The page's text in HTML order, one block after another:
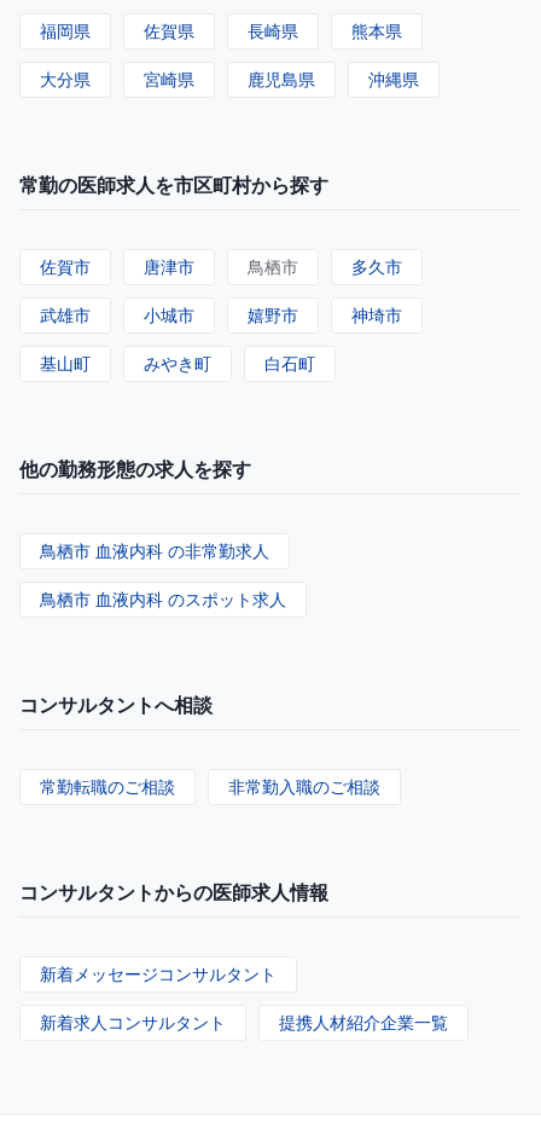
福岡県 佐賀県 長崎県 熊本県
大分県 宮崎県 鹿児島県 沖縄県
常勤の医師求人を市区町村から探す
佐賀市 唐津市 鳥栖市 多久市
武雄市 小城市 嬉野市 神埼市
基山町 みやき町 白石町
他の勤務形態の求人を探す
鳥栖市 血液内科 の非常勤求人
鳥栖市 血液内科 のスポット求人
コンサルタントへ相談
常勤転職のご相談 非常勤入職のご相談
コンサルタントからの医師求人情報
新着メッセージコンサルタント
新着求人コンサルタント 提携人材紹介企業一覧